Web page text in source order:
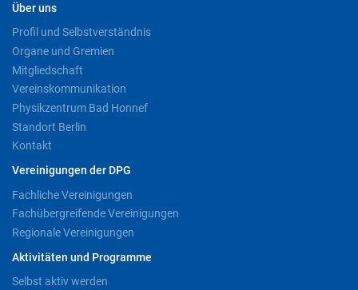
Über uns
Profil und Selbstverständnis
Organe und Gremien
Mitgliedschaft
Vereinskommunikation
Physikzentrum Bad Honnef
Standort Berlin
Kontakt
Vereinigungen der DPG
Fachliche Vereinigungen
Fachübergreifende Vereinigungen
Regionale Vereinigungen
Aktivitäten und Programme
Selbst aktiv werden